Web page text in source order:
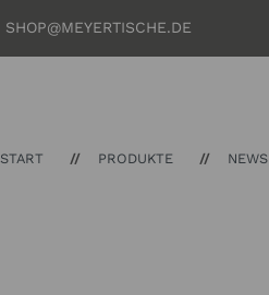
SHOP@MEYERTISCHE.DE
START PRODUKTE NEWS